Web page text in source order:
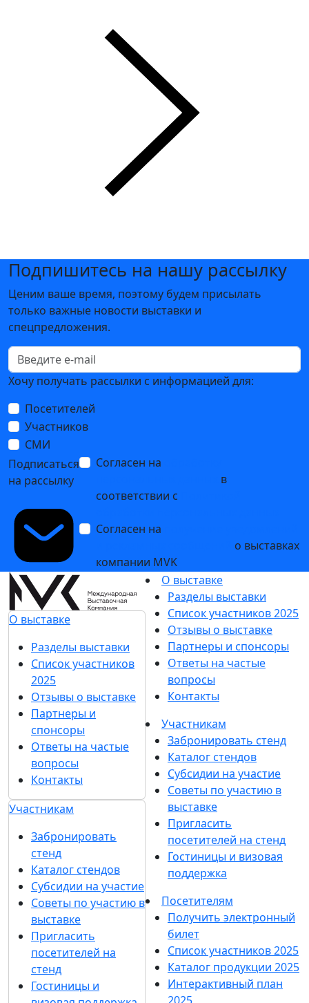
Новости
Больше новостей